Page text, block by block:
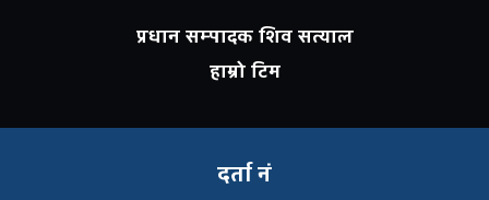
प्रधान सम्पादक शिव सत्याल
हाम्रो टिम
दर्ता नं